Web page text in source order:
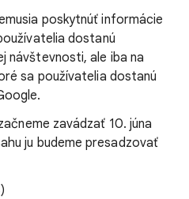
poskytnúť informácie
dostanú
návštevnosti, ale iba na
sa používatelia dostanú
zavádzať 10. júna
ju budeme presadzovať